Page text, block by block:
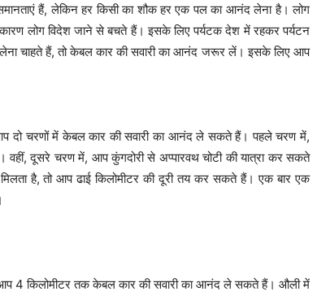
हैं, लेकिन हर किसी का शौक हर एक पल का आनंद लेना है। लोग
लोग विदेश जाने से बचते हैं। इसके लिए पर्यटक देश में रहकर पर्यटन
चाहते हैं, तो केबल कार की सवारी का आनंद जरूर लें। इसके लिए आप
दो चरणों में केबल कार की सवारी का आनंद ले सकते हैं। पहले चरण में,
वहीं, दूसरे चरण में, आप कुंगदोरी से अप्पारवथ चोटी की यात्रा कर सकते
है, तो आप ढाई किलोमीटर की दूरी तय कर सकते हैं। एक बार एक
4 किलोमीटर तक केबल कार की सवारी का आनंद ले सकते हैं। औली में